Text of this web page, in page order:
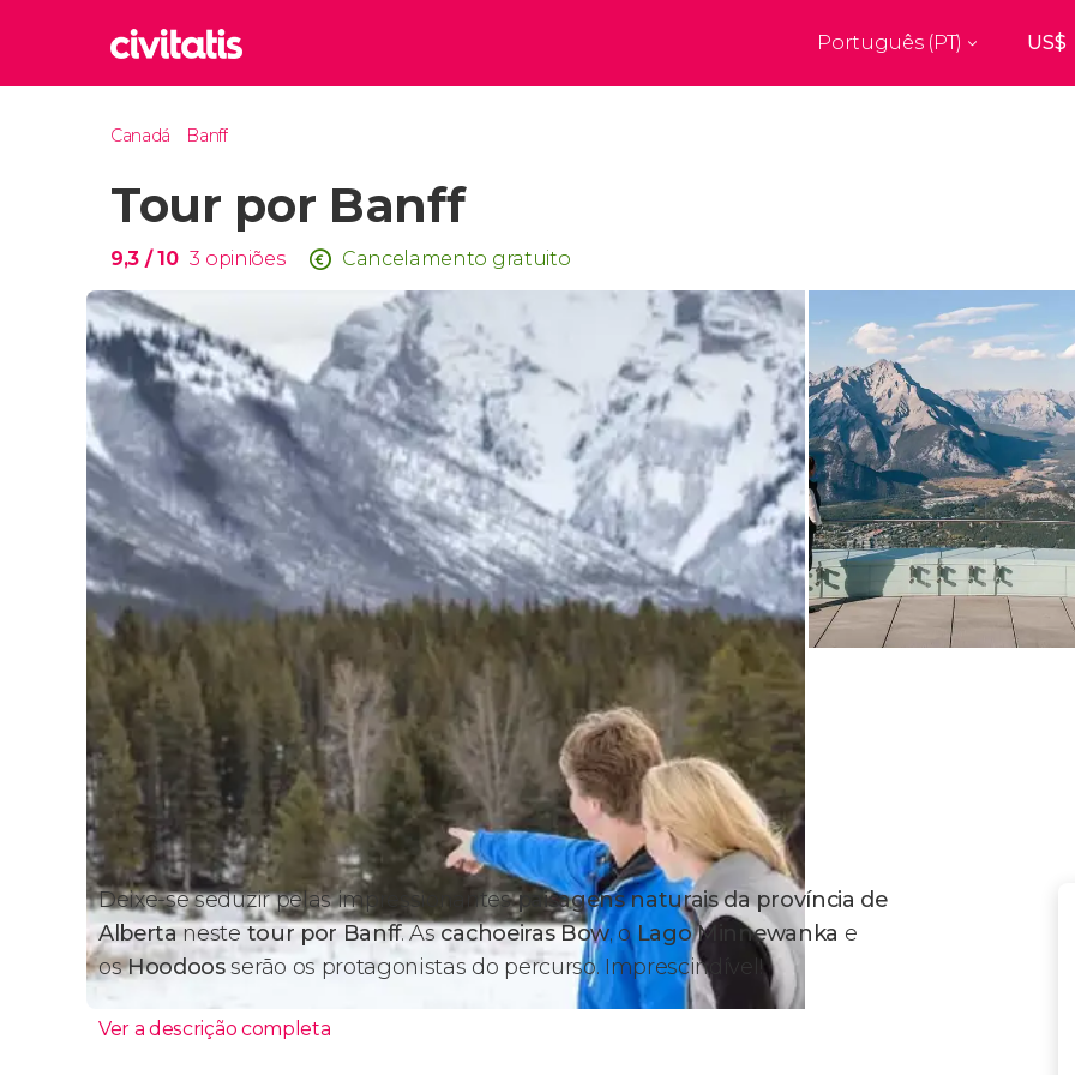
Top destinos
Edimburgo
Marraquexe
Marrocos
Amesterdão
Holanda
Milão
Itália
Istambul
Turquia
Praga
República Checa
Porto
Portugal
Ver todos os destinos
Português (PT)
Canadá Banff
Tour por Banff
9,3 / 10 3 opiniões Cancelamento gratuito
Deixe-se seduzir pelas impressionantespaisagens naturais da província de
Albertaneste tour por Banff. Ascachoeiras Bow, o Lago Minnewanka e
osHoodoosserão os protagonistas do percurso. Imprescindível!
Ver a descrição completa